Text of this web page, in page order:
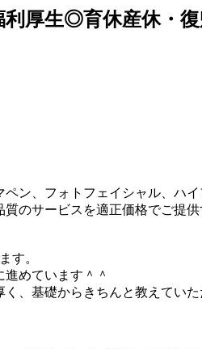
厚生◎育休産休・
ン、フォトフェイシャル、ハイ
のサービスを適正価格でご提供
す。
めています＾＾
、基礎からきちんと教えていた